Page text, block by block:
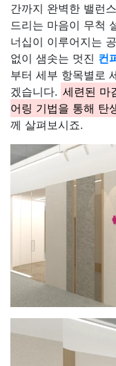
간까지 완벽한 밸런
드리는 마음이 무척
너십이 이루어지는
없이 샘솟는 멋진 컨
부터 세부 항목별로
겠습니다. 세련된 마
어링 기법을 통해 탄
께 살펴보시죠.